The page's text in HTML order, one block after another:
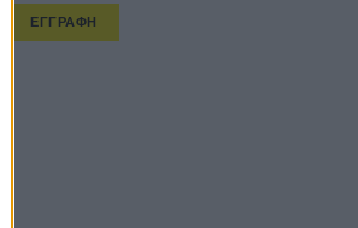
ΕΓΓΡΑΦΗ